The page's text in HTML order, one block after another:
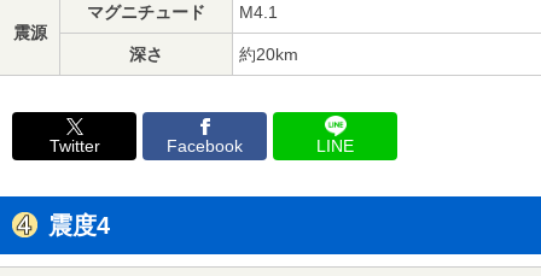
震源
マグニチュード M4.1
深さ 約20km
Twitter Facebook LINE
震度4